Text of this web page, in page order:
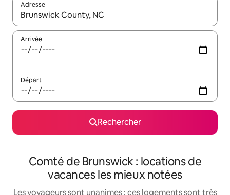
Adresse
Lorsque les résultats s'affichent, utilisez les flèches vers le
Arrivée
Départ
Rechercher
Comté de Brunswick : locations de
vacances les mieux notées
Les voyageurs sont unanimes : ces logements sont très